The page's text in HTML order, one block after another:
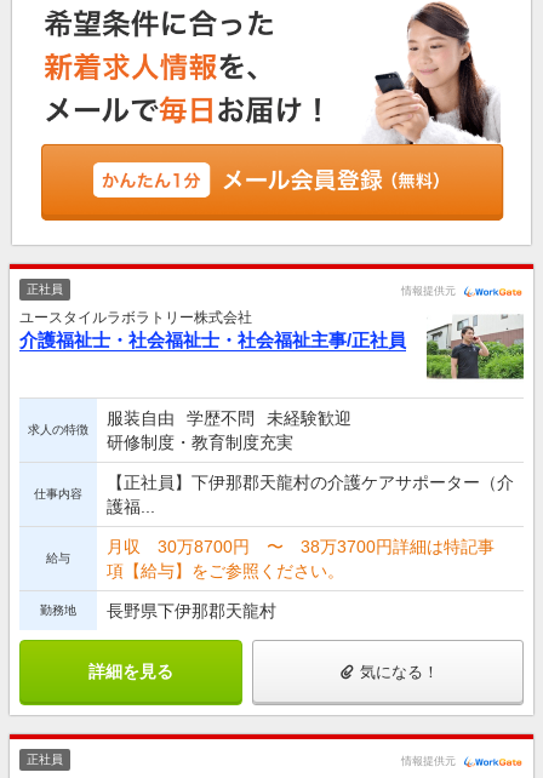
正社員 情報提供元
ユースタイルラボラトリー株式会社
介護福祉士・社会福祉士・社会福祉主事/正社員
求人の特徴
服装自由 学歴不問
未経験歓迎
研修制度・教育制度充実
仕事内容
【正社員】下伊那郡天龍村の介護ケアサポーター（介
護福...
給与
月収 30万8700円 〜 38万3700円詳細は特記事
項【給与】をご参照ください。
勤務地 長野県下伊那郡天龍村
詳細を見る 気になる！
正社員 情報提供元